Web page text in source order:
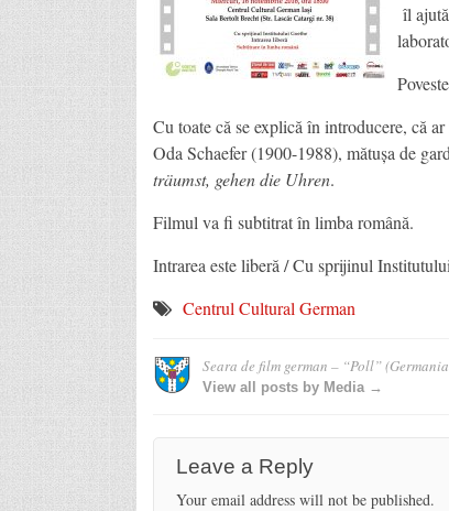
îl
Cu toate că se explică în introducere, că
Oda Schaefer (1900-1988), mătușa de
träumst, gehen die Uhren.
Filmul va fi subtitrat în limba română.
Intrarea este liberă / Cu sprijinul
Centrul Cultural German
Seara de film german – “Poll”
View all posts by Media →
Leave a Reply
Your email address will not be published.